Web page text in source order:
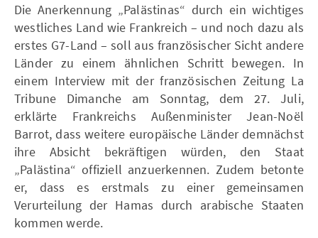
Die Anerkennung „Palästinas“ durch ein wichtiges
westliches Land wie Frankreich – und noch dazu als
erstes G7-Land – soll aus französischer Sicht andere
Länder zu einem ähnlichen Schritt bewegen. In
einem Interview mit der französischen Zeitung La
Tribune Dimanche am Sonntag, dem 27. Juli,
erklärte Frankreichs Außenminister Jean-Noël
Barrot, dass weitere europäische Länder demnächst
ihre Absicht bekräftigen würden, den Staat
„Palästina“ offiziell anzuerkennen. Zudem betonte
er, dass es erstmals zu einer gemeinsamen
Verurteilung der Hamas durch arabische Staaten
kommen werde.